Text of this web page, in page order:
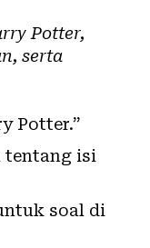
Potter,
serta
Potter.”
tentang isi
soal di